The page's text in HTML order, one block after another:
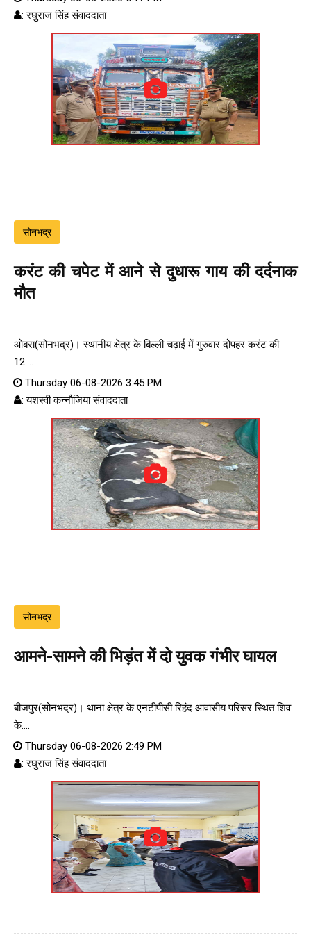
: रघुराज सिंह संवाददाता
सोनभद्र
करंट की चपेट में आने से दुधारू गाय की दर्दनाक
मौत
ओबरा(सोनभद्र)। स्थानीय क्षेत्र के बिल्ली चढ़ाई में गुरुवार दोपहर करंट की
12....
Thursday 06-08-2026 3:45 PM
: यशस्वी कन्नौजिया संवाददाता
सोनभद्र
आमने-सामने की भिड़ंत में दो युवक गंभीर घायल
बीजपुर(सोनभद्र)। थाना क्षेत्र के एनटीपीसी रिहंद आवासीय परिसर स्थित शिव
के....
Thursday 06-08-2026 2:49 PM
: रघुराज सिंह संवाददाता